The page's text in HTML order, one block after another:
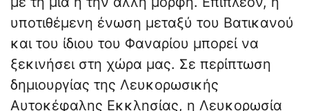
υποτιθέμενη ένωση μεταξύ του Βατικανού
και του ίδιου του Φαναρίου μπορεί να
ξεκινήσει στη χώρα μας. Σε περίπτωση
δημιουργίας της Λευκορωσικής
Αυτοκέφαλης Εκκλησίας, η Λευκορωσία